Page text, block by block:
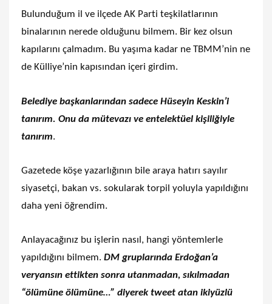
Bulunduğum il ve ilçede AK Parti teşkilatlarının
binalarının nerede olduğunu bilmem. Bir kez olsun
kapılarını çalmadım. Bu yaşıma kadar ne TBMM’nin ne
de Külliye’nin kapısından içeri girdim.
Belediye başkanlarından sadece Hüseyin Keskin’i
tanırım. Onu da mütevazı ve entelektüel kişiliğiyle
tanırım.
Gazetede köşe yazarlığının bile araya hatırı sayılır
siyasetçi, bakan vs. sokularak torpil yoluyla yapıldığını
daha yeni öğrendim.
Anlayacağınız bu işlerin nasıl, hangi yöntemlerle
yapıldığını bilmem. DM gruplarında Erdoğan’a
veryansın ettikten sonra utanmadan, sıkılmadan
“ölümüne ölümüne…” diyerek tweet atan ikiyüzlü